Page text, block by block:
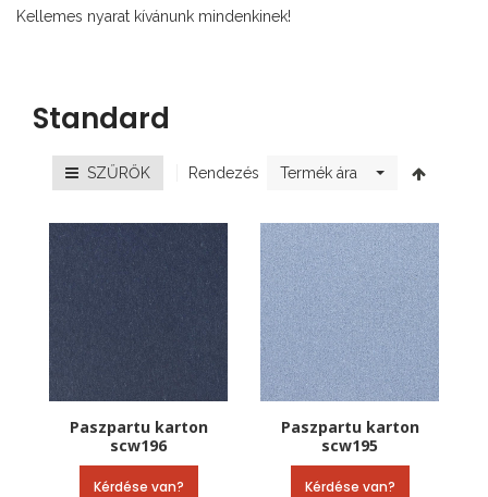
Kellemes nyarat kívánunk mindenkinek!
Standard
SZŰRŐK Rendezés Termék ára
Paszpartu karton
scw196
Kérdése van?
Paszpartu karton
scw195
Kérdése van?